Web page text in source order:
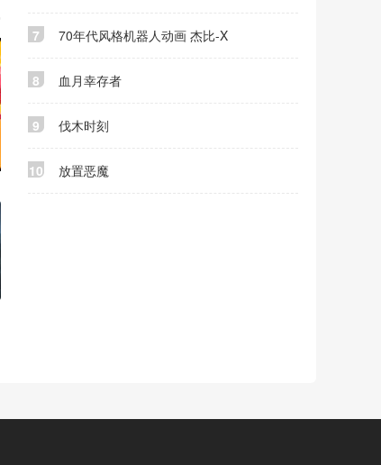
7 70年代风格机器人动画 杰比-X
8 血月幸存者
9 伐木时刻
10 放置恶魔